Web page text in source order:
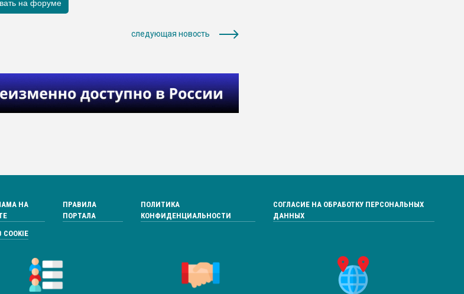
следующая новость
НА
ПРАВИЛА
ПОРТАЛА
ПОЛИТИКА
КОНФИДЕНЦИАЛЬНОСТИ
СОГЛАСИЕ НА ОБРАБОТКУ ПЕРСОНАЛЬНЫХ
ДАННЫХ